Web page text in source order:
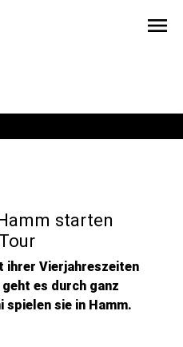
menu
starten
ihrer Vierjahreszeiten
es durch ganz
spielen sie in Hamm.